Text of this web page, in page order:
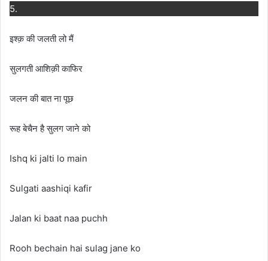
5.
इश्क़ की जलती लो मैं
सुलगती आशिक़ी काफिर
जलन की बात ना पूछ
रूह बेचैन है सुलग जाने को
Ishq ki jalti lo main
Sulgati aashiqi kafir
Jalan ki baat naa puchh
Rooh bechain hai sulag jane ko